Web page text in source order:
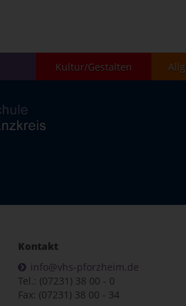
Kultur/Gestalten
Kontakt
info@vhs-pforzheim.de
Tel.: (07231) 38 00 - 0
Fax: (07231) 38 00 - 34